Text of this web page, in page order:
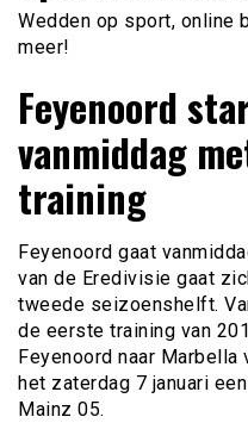
Wedden op sport, online
meer!
Feyenoord
vanmiddag
training
Feyenoord gaat
van de Eredivisie gaat
tweede seizoenshelft.
de eerste training van
Feyenoord naar
het zaterdag 7 januari
Mainz 05.